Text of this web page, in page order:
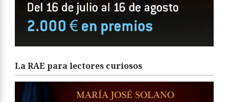
La RAE para lectores curiosos